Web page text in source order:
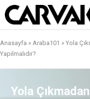
Anasayfa » Araba101 » Yola
Yapılmalıdır?
Yola